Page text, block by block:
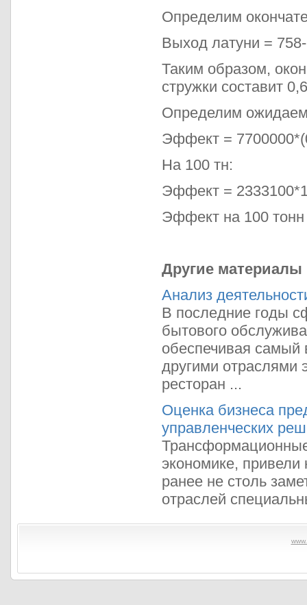
Определим
Выход латуни =
Таким образом,
стружки составит
Определим
Эффект =
На 100 тн:
Эффект =
Эффект на 100 тонн
Другие материалы
Анализ
В последние годы
бытового
обеспечивая самый
другими отраслями
ресторан ...
Оценка бизнеса
управленческих
экономике,
ранее не столь
отраслей